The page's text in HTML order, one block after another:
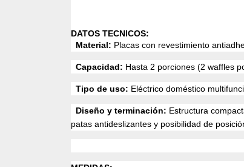
DATOS TECNICOS:
Material: Placas con revestimiento
Capacidad: Hasta 2 porciones (2 waffles
Tipo de uso: Eléctrico doméstico
Diseño y terminación: Estructura
patas antideslizantes y posibilidad de